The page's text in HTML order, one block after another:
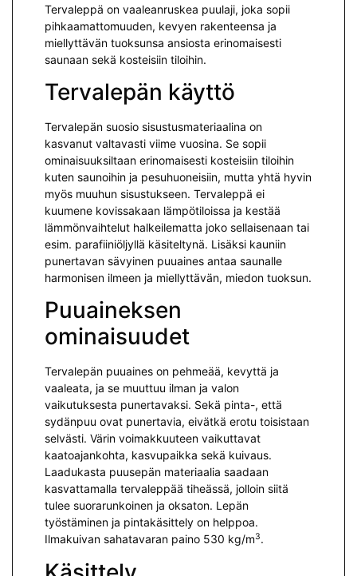
Tervaleppä on vaaleanruskea puulaji, joka sopii
pihkaamattomuuden, kevyen rakenteensa ja
miellyttävän tuoksunsa ansiosta erinomaisesti
saunaan sekä kosteisiin tiloihin.
Tervalepän käyttö
Tervalepän suosio sisustusmateriaalina on
kasvanut valtavasti viime vuosina. Se sopii
ominaisuuksiltaan erinomaisesti kosteisiin tiloihin
kuten saunoihin ja pesuhuoneisiin, mutta yhtä hyvin
myös muuhun sisustukseen. Tervaleppä ei
kuumene kovissakaan lämpötiloissa ja kestää
lämmönvaihtelut halkeilematta joko sellaisenaan tai
esim. parafiiniöljyllä käsiteltynä. Lisäksi kauniin
punertavan sävyinen puuaines antaa saunalle
harmonisen ilmeen ja miellyttävän, miedon tuoksun.
Puuaineksen
ominaisuudet
Tervalepän puuaines on pehmeää, kevyttä ja
vaaleata, ja se muuttuu ilman ja valon
vaikutuksesta punertavaksi. Sekä pinta-, että
sydänpuu ovat punertavia, eivätkä erotu toisistaan
selvästi. Värin voimakkuuteen vaikuttavat
kaatoajankohta, kasvupaikka sekä kuivaus.
Laadukasta puusepän materiaalia saadaan
kasvattamalla tervaleppää tiheässä, jolloin siitä
tulee suorarunkoinen ja oksaton. Lepän
työstäminen ja pintakäsittely on helppoa.
Ilmakuivan sahatavaran paino 530 kg/m3.